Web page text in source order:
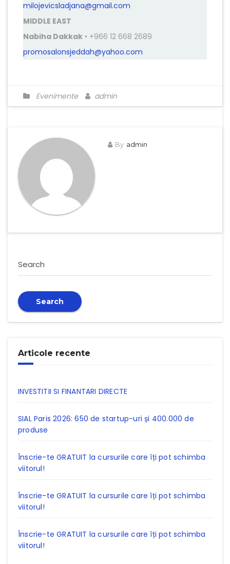
milojevicsladjana@gmail.com
MIDDLE EAST
Nabiha Dakkak • +966 12 668 2689
promosalonsjeddah@yahoo.com
Evenimente admin
By admin
Search
Search
Articole recente
INVESTITII SI FINANTARI DIRECTE
SIAL Paris 2026: 650 de startup-uri și 400.000 de
produse
Înscrie-te GRATUIT la cursurile care îți pot schimba
viitorul!
Înscrie-te GRATUIT la cursurile care îți pot schimba
viitorul!
Înscrie-te GRATUIT la cursurile care îți pot schimba
viitorul!